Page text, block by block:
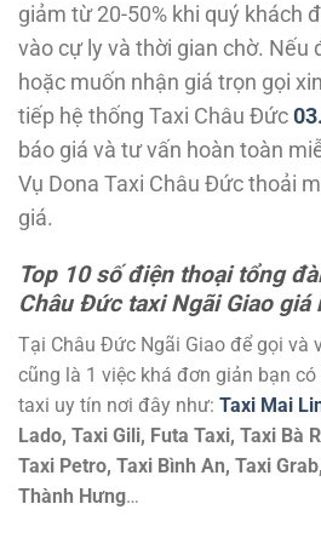
giảm từ 20-50% khi quý khách
vào cự ly và thời gian chờ. Nếu
hoặc muốn nhận giá trọn gọi
tiếp hệ thống Taxi Châu Đức
báo giá và tư vấn hoàn toàn
Vụ Dona Taxi Châu Đức thoải
giá.
Top 10 số điện thoại tổng
Châu Đức taxi Ngãi Giao giá
Tại Châu Đức Ngãi Giao để gọi và
cũng là 1 việc khá đơn giản bạn
taxi uy tín nơi đây như: Taxi Mai
Lado, Taxi Gili, Futa Taxi, Taxi Bà
Taxi Petro, Taxi Bình An, Taxi
Thành Hưng…